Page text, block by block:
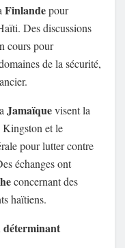
Finlandepour
Des discussions
cours pour
de la sécurité,
Jamaïquevisent la
Kingston et le
pour lutter contre
échanges ont
concernant des
haïtiens.
déterminant